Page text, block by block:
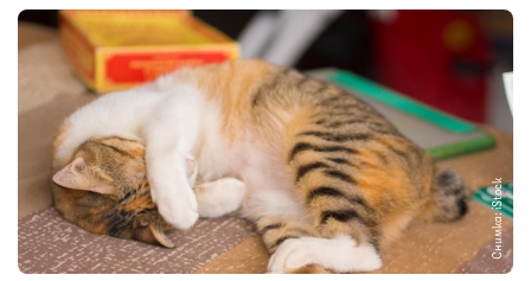
Снимка: iStock